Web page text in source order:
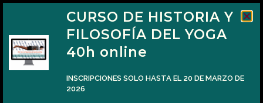
CURSO DE HISTORIA Y
FILOSOFÍA DEL YOGA
40h online
INSCRIPCIONES SOLO HASTA EL 20 DE MARZO DE
2026